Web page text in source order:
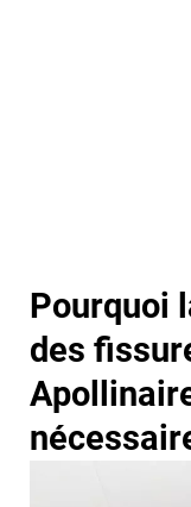
Pourquoi
des